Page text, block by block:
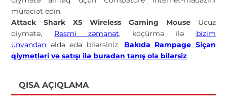
müraciət edin.
Attack Shark X5 Wireless Gaming Mouse Ucuz
qiymətə, Rəsmi zəmanət, köçürmə ilə bizim
ünvandan əldə edə bilərsiniz. Bakıda Rampage Siçan
qiymetləri və satışı ilə buradan tanış ola bilərsiz
QISA AÇIQLAMA